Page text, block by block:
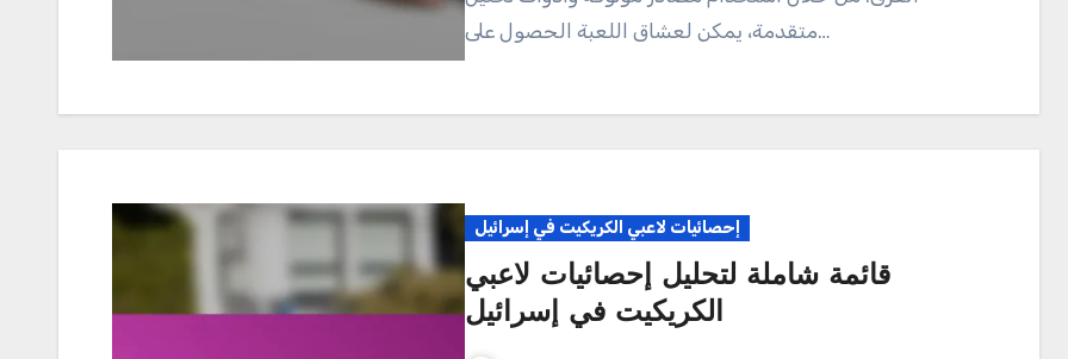
متقدمة، يمكن لعشاق اللعبة الحصول على…
إحصائيات لاعبي الكريكيت في إسرائيل
قائمة شاملة لتحليل إحصائيات لاعبي
الكريكيت في إسرائيل